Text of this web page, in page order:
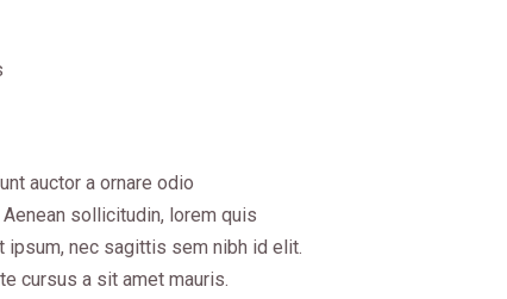
auctor a ornare odio
sollicitudin, lorem quis
ipsum, nec sagittis sem nibh id elit.
cursus a sit amet mauris.